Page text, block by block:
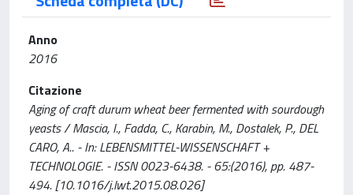
Anno
2016
Citazione
Aging of craft durum wheat beer fermented with sourdough
yeasts / Mascia, I., Fadda, C., Karabin, M., Dostalek, P., DEL
CARO, A.. - In: LEBENSMITTEL-WISSENSCHAFT +
TECHNOLOGIE. - ISSN 0023-6438. - 65:(2016), pp. 487-
494. [10.1016/j.lwt.2015.08.026]